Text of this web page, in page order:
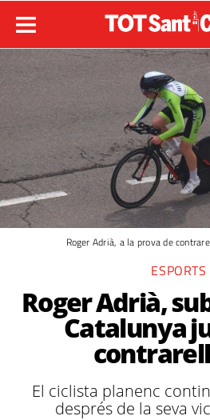
Roger Adrià, a la prova de
ESPORTS
Roger Adrià,
Catalunya
El ciclista planenc
després de la seva